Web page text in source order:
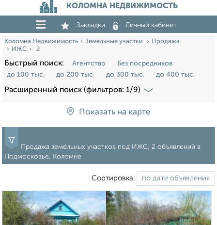
КОЛОМНА НЕДВИЖИМОСТЬ
Закладки Личный кабинет
Коломна Недвижимость Земельные участки
Продажа
ИЖС
2
Быстрый поиск: Агентство
Без посредников
до 100 тыс.
до 200 тыс. до 300 тыс. до 400 тыс.
Расширенный поиск (фильтров: 1/9)
Показать на карте
Продажа земельных участков под ИЖС, 2 объявлений в
Подмосковье, Коломне
Сортировка: